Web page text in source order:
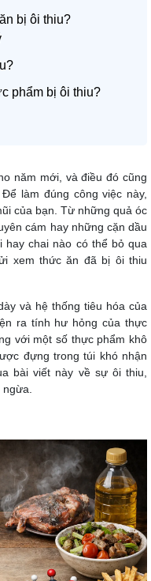
bị ôi thiu?
phẩm bị ôi thiu?
năm mới, và điều đó cũng
làm đúng công việc này,
của bạn. Từ những quả óc
cám hay những cặn dầu
hay chai nào có thể bỏ qua
xem thức ăn đã bị ôi thiu
và hệ thống tiêu hóa của
ra tính hư hỏng của thực
với một số thực phẩm khô
đựng trong túi khó nhận
bài viết này về sự ôi thiu,